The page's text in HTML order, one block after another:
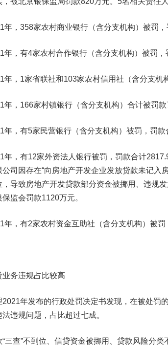
， 358家农村商业银行 （含分支机构）被罚
，有4家农村合作银行 （含分支机构）被罚
， 1家省联社和103家农村信用社 （含分支机
， 166家村镇银行 （含分支机构）合计被罚款
，有5家民营银行（含分支机构） 被罚，罚款
，有12家外资法人银行被罚，罚款合计
司 因存在“向房地产开发企业发放贷款未记入
，导致房地产开发贷款部分资金被挪用、违规
保监会罚款1120万元。
，有2家农村资金互助社 （含分支机构）被
业务违规占比较高
年发布的行政处罚决定书发现，在被处罚的
违规问题，占比超过七成。
查”不到位、信贷资金被挪用、贷款风险分类